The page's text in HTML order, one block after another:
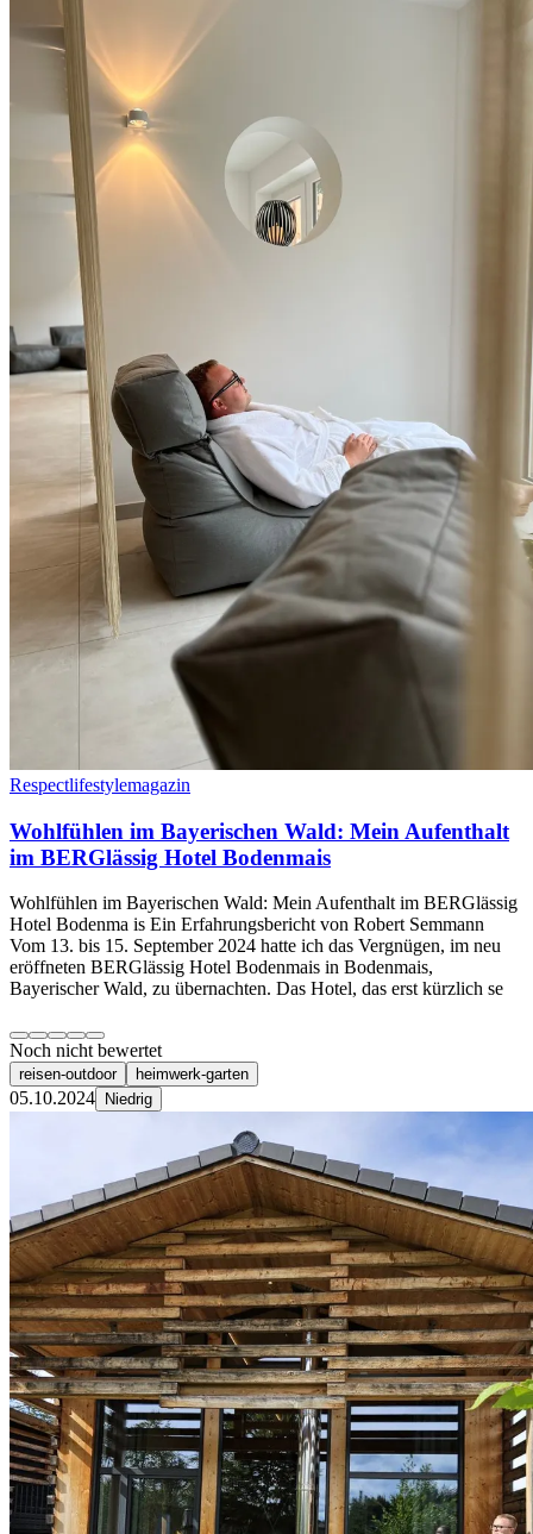
Respectlifestylemagazin
Wohlfühlen im Bayerischen Wald: Mein Aufenthalt
im BERGlässig Hotel Bodenmais
Wohlfühlen im Bayerischen Wald: Mein Aufenthalt im BERGlässig
Hotel Bodenma is Ein Erfahrungsbericht von Robert Semmann
Vom 13. bis 15. September 2024 hatte ich das Vergnügen, im neu
eröffneten BERGlässig Hotel Bodenmais in Bodenmais,
Bayerischer Wald, zu übernachten. Das Hotel, das erst kürzlich se
Noch nicht bewertet
reisen-outdoor heimwerk-garten
05.10.2024 Niedrig